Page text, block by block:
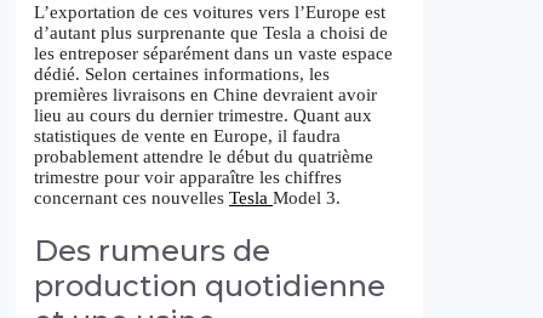
L’exportation de ces voitures vers l’Europe est
d’autant plus surprenante que Tesla a choisi de
les entreposer séparément dans un vaste espace
dédié. Selon certaines informations, les
premières livraisons en Chine devraient avoir
lieu au cours du dernier trimestre. Quant aux
statistiques de vente en Europe, il faudra
probablement attendre le début du quatrième
trimestre pour voir apparaître les chiffres
concernant ces nouvelles Tesla Model 3.
Des rumeurs de
production quotidienne